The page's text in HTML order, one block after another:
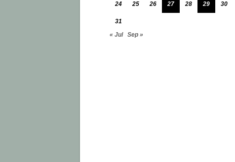
24 25 26 27 28 29 30
31
« Jul
Sep »